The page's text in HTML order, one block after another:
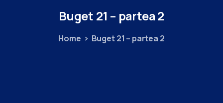
Buget 21 – partea2
Home Buget 21 – partea 2